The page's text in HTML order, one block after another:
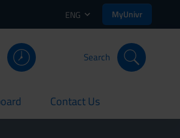
ENG MyUnivr
Search
Contact Us
current